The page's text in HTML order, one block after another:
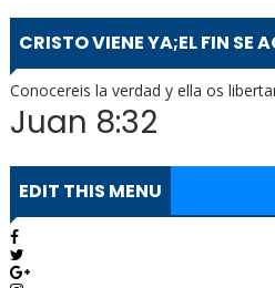
CRISTO VIENE YA;EL FIN SE
Conocereis la verdad y ella os
Juan 8:32
EDIT THIS MENU